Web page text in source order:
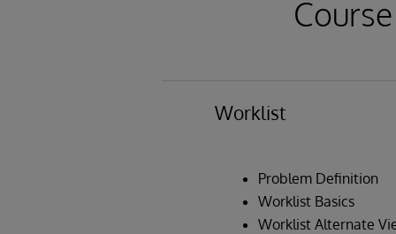
Worklist
Problem Definition
Worklist Basics
Worklist Alternate